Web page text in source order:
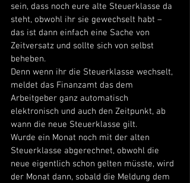
sein, dass noch eure alte Steuerklasse da
steht, obwohl ihr sie gewechselt habt –
das ist dann einfach eine Sache von
Zeitversatz und sollte sich von selbst
beheben.
Denn wenn ihr die Steuerklasse wechselt,
meldet das Finanzamt das dem
Arbeitgeber ganz automatisch
elektronisch und auch den Zeitpunkt, ab
wann die neue Steuerklasse gilt.
Wurde ein Monat noch mit der alten
Steuerklasse abgerechnet, obwohl die
neue eigentlich schon gelten müsste, wird
der Monat dann, sobald die Meldung dem